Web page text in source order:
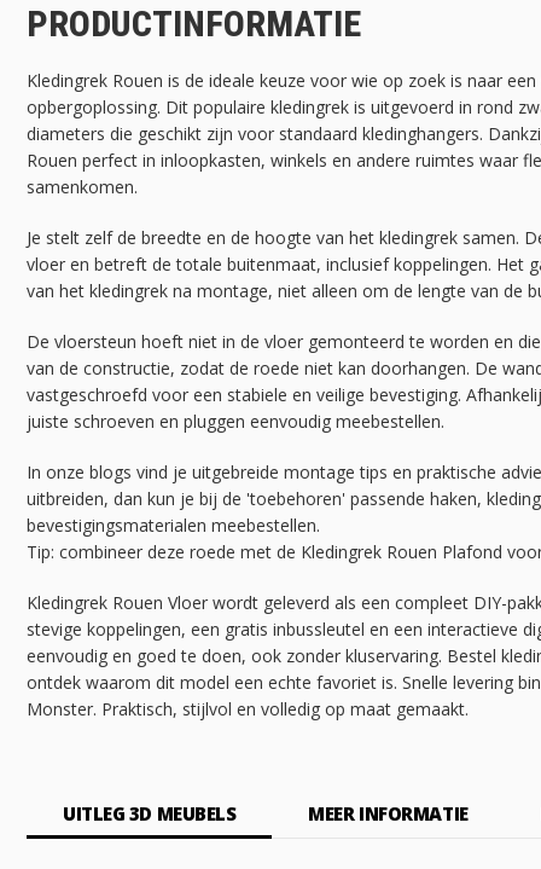
PRODUCTINFORMATIE
Kledingrek Rouen is de ideale keuze voor wie op zoek is naar
opbergoplossing. Dit populaire kledingrek is uitgevoerd in rond
diameters die geschikt zijn voor standaard kledinghangers.
Rouen perfect in inloopkasten, winkels en andere ruimtes waar
samenkomen.
Je stelt zelf de breedte en de hoogte van het kledingrek samen.
vloer en betreft de totale buitenmaat, inclusief koppelingen. Het
van het kledingrek na montage, niet alleen om de lengte van de
De vloersteun hoeft niet in de vloer gemonteerd te worden en
van de constructie, zodat de roede niet kan doorhangen. De
vastgeschroefd voor een stabiele en veilige bevestiging.
juiste schroeven en pluggen eenvoudig meebestellen.
In onze blogs vind je uitgebreide montage tips en praktische
uitbreiden, dan kun je bij de 'toebehoren' passende haken,
bevestigingsmaterialen meebestellen.
Tip: combineer deze roede met de Kledingrek Rouen Plafond
Kledingrek Rouen Vloer wordt geleverd als een compleet DIY-
stevige koppelingen, een gratis inbussleutel en een interactieve
eenvoudig en goed te doen, ook zonder kluservaring. Bestel
ontdek waarom dit model een echte favoriet is. Snelle levering
Monster. Praktisch, stijlvol en volledig op maat gemaakt.
UITLEG 3D MEUBELS MEER INFORMATIE